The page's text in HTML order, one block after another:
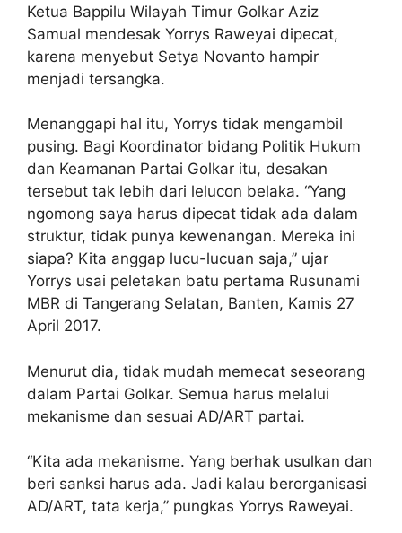
Ketua Bappilu Wilayah Timur Golkar Aziz
Samual mendesak Yorrys Raweyai dipecat,
karena menyebut Setya Novanto hampir
menjadi tersangka.
Menanggapi hal itu, Yorrys tidak mengambil
pusing. Bagi Koordinator bidang Politik Hukum
dan Keamanan Partai Golkar itu, desakan
tersebut tak lebih dari lelucon belaka. “Yang
ngomong saya harus dipecat tidak ada dalam
struktur, tidak punya kewenangan. Mereka ini
siapa? Kita anggap lucu-lucuan saja,” ujar
Yorrys usai peletakan batu pertama Rusunami
MBR di Tangerang Selatan, Banten, Kamis 27
April 2017.
Menurut dia, tidak mudah memecat seseorang
dalam Partai Golkar. Semua harus melalui
mekanisme dan sesuai AD/ART partai.
“Kita ada mekanisme. Yang berhak usulkan dan
beri sanksi harus ada. Jadi kalau berorganisasi
AD/ART, tata kerja,” pungkas Yorrys Raweyai.